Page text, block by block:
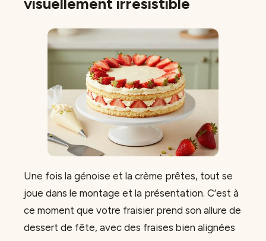
visuellement irrésistible
Une fois la génoise et la crème prêtes, tout se
joue dans le montage et la présentation. C’est à
ce moment que votre fraisier prend son allure de
dessert de fête, avec des fraises bien alignées